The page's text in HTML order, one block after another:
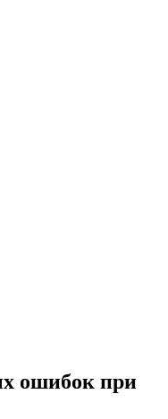
ошибок при